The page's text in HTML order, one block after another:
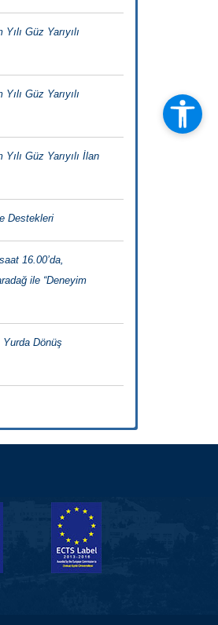
Güz Yarıyılı
Güz Yarıyılı
Güz Yarıyılı İlan
Destekleri
16.00’da,
ile “Deneyim
Dönüş